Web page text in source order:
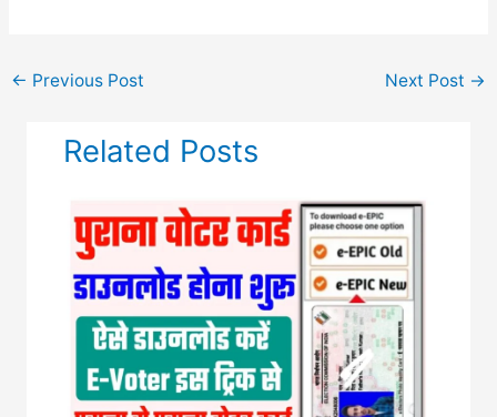
← Previous Post Next Post →
Related Posts